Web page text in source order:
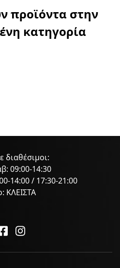
προϊόντα στην
κατηγορία
διαθέσιμοι:
09:00-14:30
14:00 / 17:30-21:00
ΚΛΕΙΣΤΑ